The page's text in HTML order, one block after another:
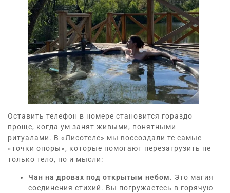
Оставить телефон в номере становится гораздо
проще, когда ум занят живыми, понятными
ритуалами. В «Лисотеле» мы воссоздали те самые
«точки опоры», которые помогают перезагрузить не
только тело, но и мысли:
Чан на дровах под открытым небом. Это магия
соединения стихий. Вы погружаетесь в горячую